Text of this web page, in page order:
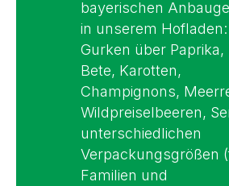
bayerischen
in unserem
Gurken über Paprika,
Bete, Karotten,
Champignons,
Wildpreiselbeeren,
unterschiedlichen
Verpackungsgrößen
Familien und